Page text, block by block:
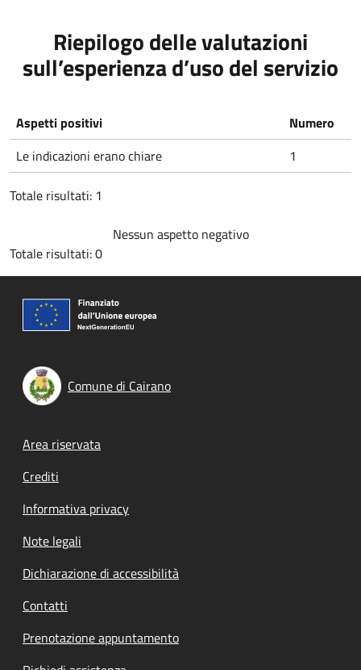
Riepilogo delle valutazioni
sull’esperienza d’uso del servizio
Aspetti positivi
Numero
Le indicazioni erano chiare
1
Totale risultati: 1
Nessun aspetto negativo
Totale risultati: 0
Comune di Cairano
Footer menu
Area riservata
Crediti
Informativa privacy
Note legali
Dichiarazione di accessibilità
Contatti
Prenotazione appuntamento